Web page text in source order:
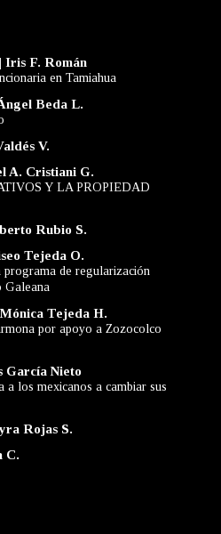
Iris F. Román
en Tamiahua
Beda L.
V.
A. Cristiani G.
Y LA PROPIEDAD
Rubio S.
Tejeda O.
de regularización
Galeana
Tejeda H.
por apoyo a Zozocolco
García Nieto
a los mexicanos a cambiar sus
Rojas S.
C.